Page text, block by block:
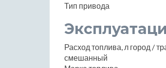
Тип привода
Расход топлива, л город /
смешанный